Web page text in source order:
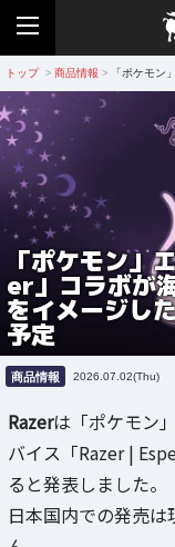
トップ > 商品情報 > 「ポケモン
「ポケモン」
er」コラボが
をイメージし
予定
商品情報 2026.07.02(Thu)
Razerは「ポケモン
バイス「Razer |
ると発表しました。
日本国内での発売